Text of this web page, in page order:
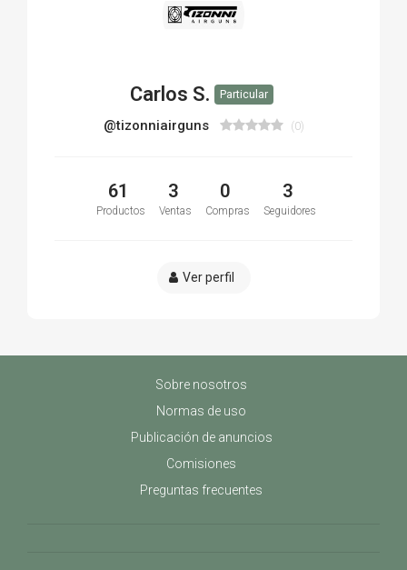
Carlos S. Particular
@tizonniairguns (0)
61
Productos
3
Ventas
0
Compras
3
Seguidores
Ver perfil
Sobre nosotros
Normas de uso
Publicación de anuncios
Comisiones
Preguntas frecuentes